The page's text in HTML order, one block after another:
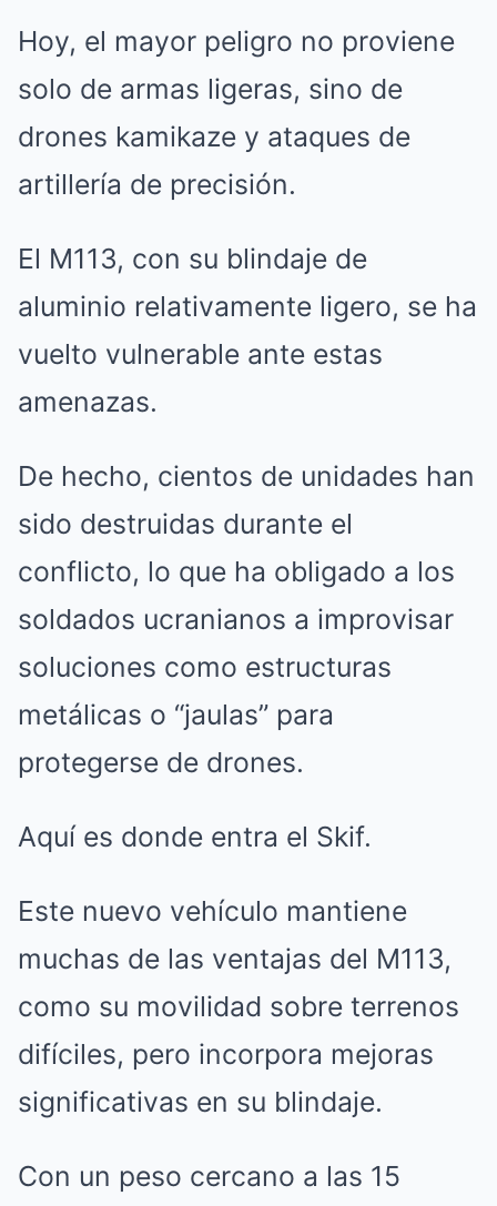
Hoy, el mayor peligro no proviene
solo de armas ligeras, sino de
drones kamikaze y ataques de
artillería de precisión.
El M113, con su blindaje de
aluminio relativamente ligero, se ha
vuelto vulnerable ante estas
amenazas.
De hecho, cientos de unidades han
sido destruidas durante el
conflicto, lo que ha obligado a los
soldados ucranianos a improvisar
soluciones como estructuras
metálicas o “jaulas” para
protegerse de drones.
Aquí es donde entra el Skif.
Este nuevo vehículo mantiene
muchas de las ventajas del M113,
como su movilidad sobre terrenos
difíciles, pero incorpora mejoras
significativas en su blindaje.
Con un peso cercano a las 15